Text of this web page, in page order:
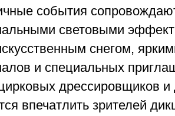
события
световыми
снегом,
и специальных
дрессировщиков
впечатлить зрителей